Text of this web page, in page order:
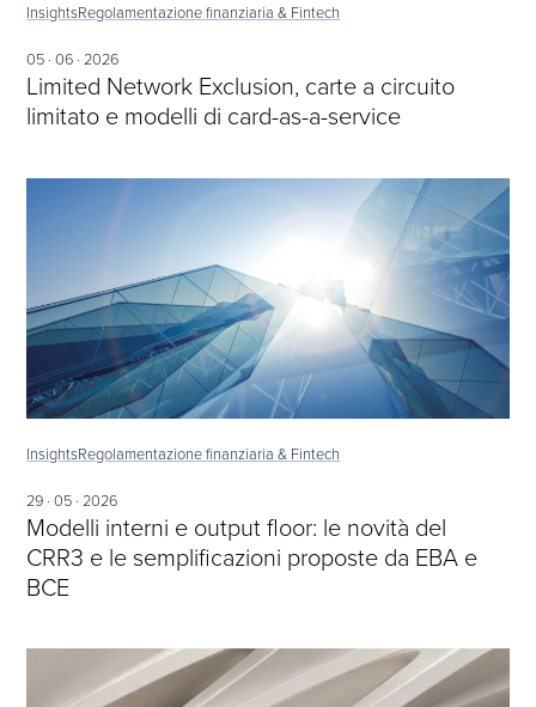
InsightsRegolamentazione finanziaria & Fintech
05 · 06 · 2026
Limited Network Exclusion, carte a circuito
limitato e modelli di card-as-a-service
InsightsRegolamentazione finanziaria & Fintech
29 · 05 · 2026
Modelli interni e output floor: le novità del
CRR3 e le semplificazioni proposte da EBA e
BCE